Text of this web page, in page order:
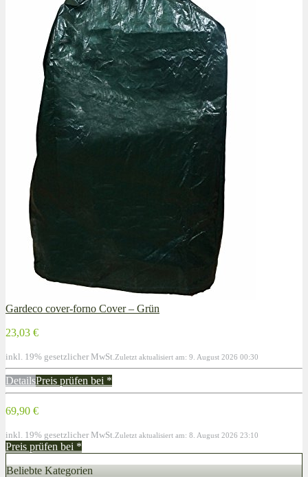
Gardeco cover-forno Cover – Grün
23,03 €
inkl. 19% gesetzlicher MwSt. Zuletzt aktualisiert am: 9. August 2026 00:30
DetailsPreis prüfen bei *
69,90 €
inkl. 19% gesetzlicher MwSt. Zuletzt aktualisiert am: 8. August 2026 23:10
Preis prüfen bei *
Beliebte Kategorien